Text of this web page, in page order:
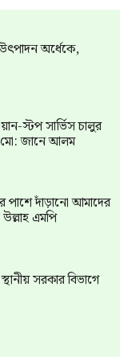
অর্ধেকে,
স্টপ সার্ভিস চালুর
মো: জানে আলম
পাশে দাঁড়ানো আমাদের
এমপি
সরকার বিভাগে